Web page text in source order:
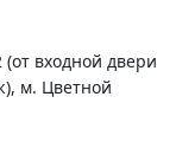
входной двери
м. Цветной